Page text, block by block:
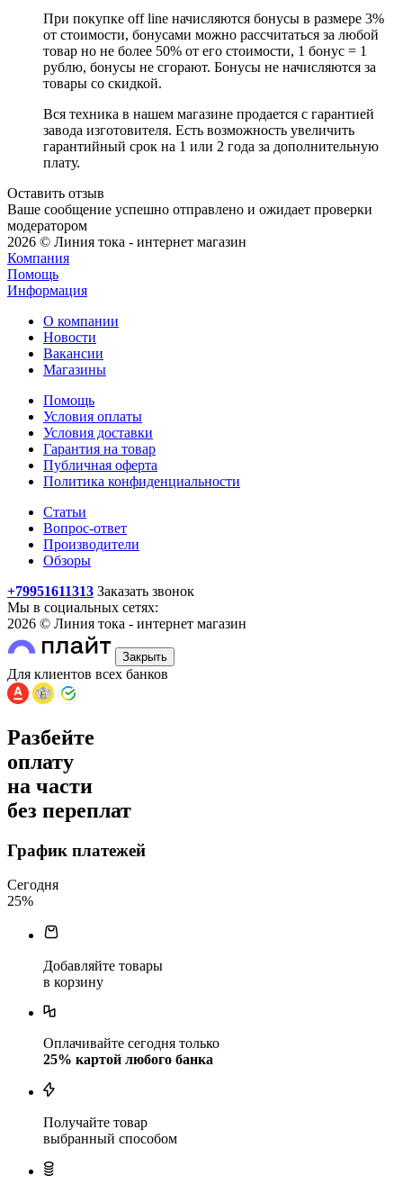
При покупке off line начисляются бонусы в размере 3%
от стоимости, бонусами можно рассчитаться за любой
товар но не более 50% от его стоимости, 1 бонус = 1
рублю, бонусы не сгорают. Бонусы не начисляются за
товары со скидкой.
Вся техника в нашем магазине продается с гарантией
завода изготовителя. Есть возможность увеличить
гарантийный срок на 1 или 2 года за дополнительную
плату.
Оставить отзыв
Ваше сообщение успешно отправлено и ожидает проверки
модератором
2026 © Линия тока - интернет магазин
Компания
Помощь
Информация
О компании
Новости
Вакансии
Магазины
Помощь
Условия оплаты
Условия доставки
Гарантия на товар
Публичная оферта
Политика конфиденциальности
Статьи
Вопрос-ответ
Производители
Обзоры
+79951611313 Заказать звонок
Мы в социальных сетях:
2026 © Линия тока - интернет магазин
Закрыть
Для клиентов всех банков
Разбейте
оплату
на части
без переплат
График платежей
Сегодня
25%
Добавляйте товары
в корзину
Оплачивайте сегодня только
25% картой любого банка
Получайте товар
выбранный способом